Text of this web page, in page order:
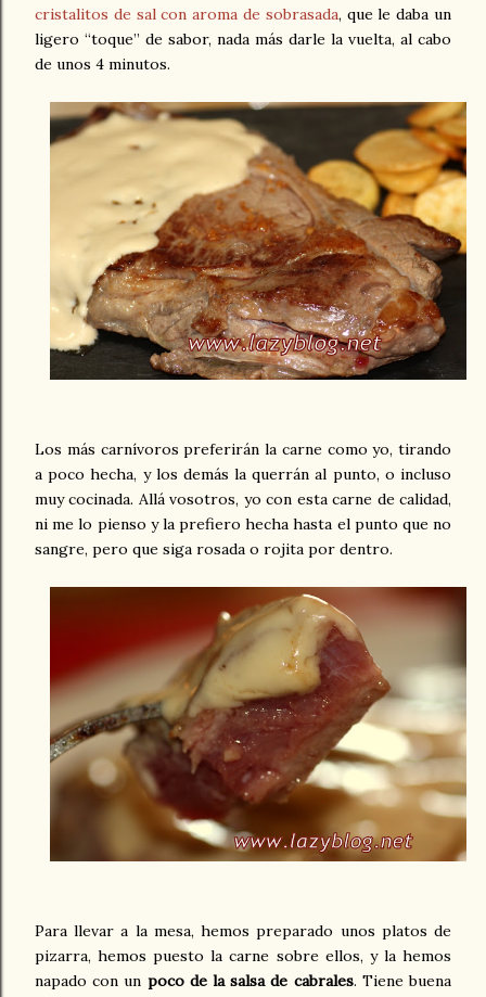
cristalitos de sal con aroma de sobrasada, que le daba un
ligero “toque” de sabor, nada más darle la vuelta, al cabo
de unos 4 minutos.
Los más carnívoros preferirán la carne como yo, tirando
a poco hecha, y los demás la querrán al punto, o incluso
muy cocinada. Allá vosotros, yo con esta carne de calidad,
ni me lo pienso y la prefiero hecha hasta el punto que no
sangre, pero que siga rosada o rojita por dentro.
Para llevar a la mesa, hemos preparado unos platos de
pizarra, hemos puesto la carne sobre ellos, y la hemos
napado con un poco de la salsa de cabrales. Tiene buena